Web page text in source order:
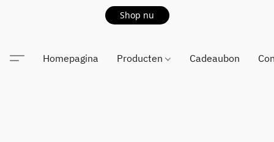
Shop nu
Homepagina Producten Cadeaubon